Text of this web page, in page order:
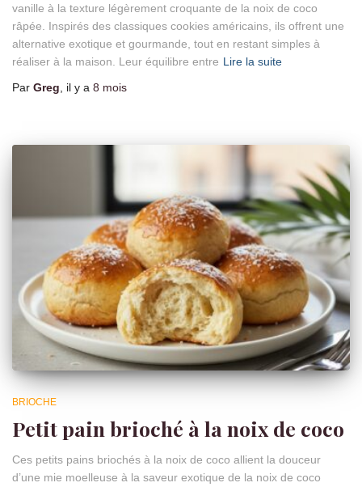
vanille à la texture légèrement croquante de la noix de coco
râpée. Inspirés des classiques cookies américains, ils offrent une
alternative exotique et gourmande, tout en restant simples à
réaliser à la maison. Leur équilibre entre Lire la suite
Par Greg , il y a 8 mois
BRIOCHE
Petit pain brioché à la noix de coco
Ces petits pains briochés à la noix de coco allient la douceur
d’une mie moelleuse à la saveur exotique de la noix de coco